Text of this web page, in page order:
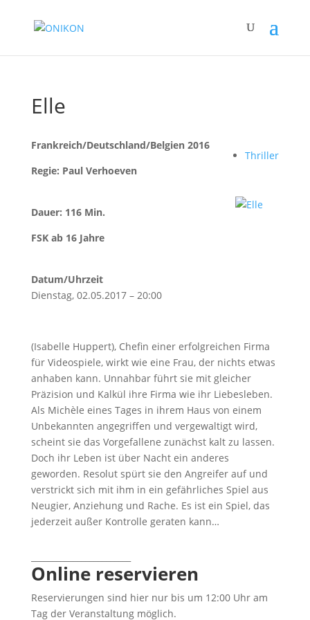
Elle
Thriller
Frankreich/Deutschland/Belgien 2016
Regie: Paul Verhoeven
Dauer: 116 Min.
FSK ab 16 Jahre
Datum/Uhrzeit
Dienstag, 02.05.2017 – 20:00
(Isabelle Huppert), Chefin einer erfolgreichen Firma
für Videospiele, wirkt wie eine Frau, der nichts etwas
anhaben kann. Unnahbar führt sie mit gleicher
Präzision und Kalkül ihre Firma wie ihr Liebesleben.
Als Michèle eines Tages in ihrem Haus von einem
Unbekannten angegriffen und vergewaltigt wird,
scheint sie das Vorgefallene zunächst kalt zu lassen.
Doch ihr Leben ist über Nacht ein anderes
geworden. Resolut spürt sie den Angreifer auf und
verstrickt sich mit ihm in ein gefährliches Spiel aus
Neugier, Anziehung und Rache. Es ist ein Spiel, das
jederzeit außer Kontrolle geraten kann…
Online reservieren
Reservierungen sind hier nur bis um 12:00 Uhr am
Tag der Veranstaltung möglich.